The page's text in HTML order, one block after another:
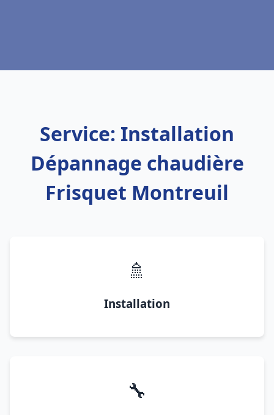
Service: Installation
Dépannage chaudière
Frisquet Montreuil
🚿
Installation
🔧